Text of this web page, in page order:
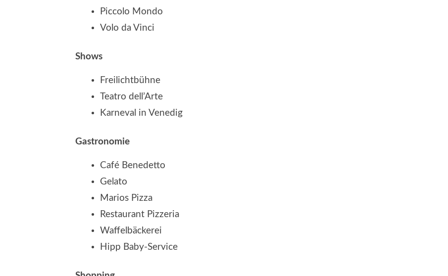
Piccolo Mondo
Volo da Vinci
Shows
Freilichtbühne
Teatro dell’Arte
Karneval in Venedig
Gastronomie
Café Benedetto
Gelato
Marios Pizza
Restaurant Pizzeria
Waffelbäckerei
Hipp Baby-Service